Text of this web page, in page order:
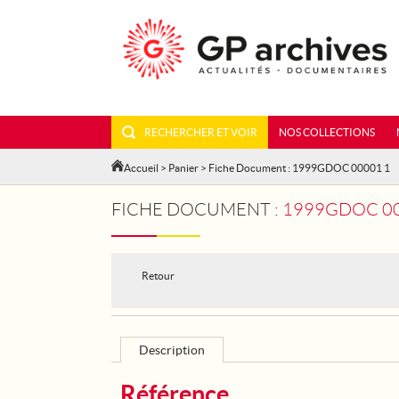
RECHERCHER ET VOIR NOS COLLECTIONS
Accueil > Panier > Fiche Document : 1999GDOC 00001 1
FICHE DOCUMENT : 1999GDOC
Retour
Description
Référence